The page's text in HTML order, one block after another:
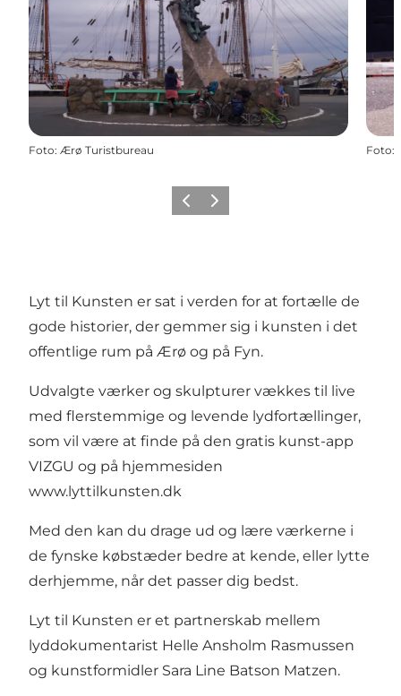
Foto: Ærø Turistbureau Foto:
ForrigeNæste
Lyt til Kunsten er sat i verden for at fortælle de
gode historier, der gemmer sig i kunsten i det
offentlige rum på Ærø og på Fyn.
Udvalgte værker og skulpturer vækkes til live
med flerstemmige og levende lydfortællinger,
som vil være at finde på den gratis kunst-app
VIZGU og på hjemmesiden
www.lyttilkunsten.dk
Med den kan du drage ud og lære værkerne i
de fynske købstæder bedre at kende, eller lytte
derhjemme, når det passer dig bedst.
Lyt til Kunsten er et partnerskab mellem
lyddokumentarist Helle Ansholm Rasmussen
og kunstformidler Sara Line Batson Matzen.